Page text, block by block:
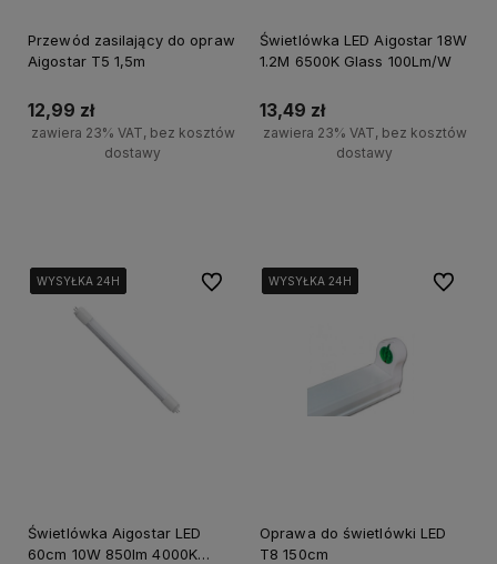
Przewód zasilający do opraw
Aigostar T5 1,5m
12,99 zł
zawiera 23% VAT, bez kosztów
dostawy
Świetlówka LED Aigostar 18W
1.2M 6500K Glass 100Lm/W
13,49 zł
zawiera 23% VAT, bez kosztów
dostawy
WYSYŁKA 24H
WYSYŁKA 24H
WYSYŁKA 24H
WYSYŁKA 24H
Świetlówka Aigostar LED
60cm 10W 850lm 4000K
Do ulubionychWYSYŁKA 24H
WYSYŁKA 24H
WYSYŁKA 24H
WYSYŁKA 24H
Oprawa do świetlówki LED
T8 150cm
Do